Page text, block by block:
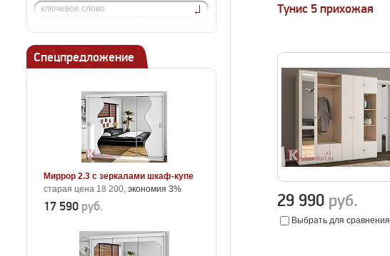
Спецпредложение
Миррор 2.3 с зеркалами шкаф-купе
старая цена 18 200, экономия 3%
17 590 руб.
Тунис 5 прихожая
29 990 руб.
Выбрать для сравнения